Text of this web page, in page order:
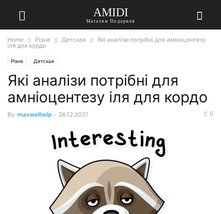
AMIDI
Магазин Подарков
Home Різне Детская
Які аналізи потрібні для амніоцентезу
іля для кордо
Різне Детская
Які аналізи потрібні для
амніоцентезу іля для кордо
By maxwelhelp - 26.12.2021 0